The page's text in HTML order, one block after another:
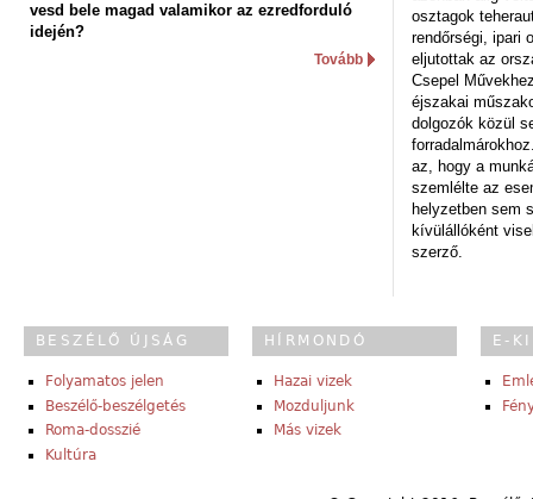
vesd bele magad valamikor az ezredforduló
idején?
Tovább
osztagok
rendőrségi, ipari
eljutottak az
Csepel
éjszakai
dolgozók közül
az, hogy a
szemlélte az
helyzetben sem
kívülállóként
szerző.
BESZÉLŐ ÚJSÁG
Folyamatos jelen
Beszélő-beszélgetés
Roma-dosszié
Kultúra
HÍRMONDÓ
Hazai vizek
Mozduljunk
Más vizek
E-